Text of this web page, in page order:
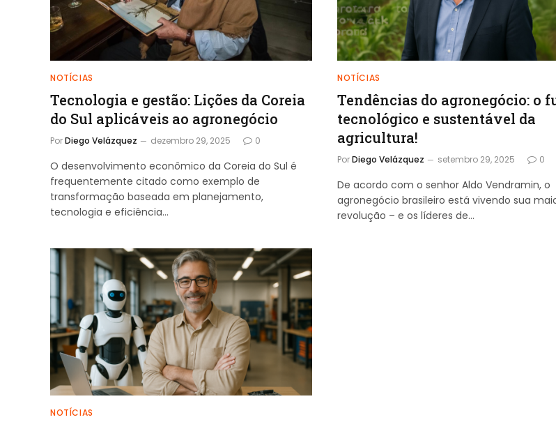
NOTÍCIAS
Tecnologia e gestão: Lições da Coreia
do Sul aplicáveis ao agronegócio
PorDiego Velázquez dezembro 29, 2025 0
O desenvolvimento econômico da Coreia do Sul é
frequentemente citado como exemplo de
transformação baseada em planejamento,
tecnologia e eficiência…
NOTÍCIAS
Tendências do agronegócio: o
tecnológico e sustentável da
agricultura!
PorDiego Velázquez setembro 29, 2025 0
De acordo com o senhor Aldo Vendramin, o
agronegócio brasileiro está vivendo sua
revolução – e os líderes de…
NOTÍCIAS